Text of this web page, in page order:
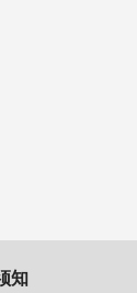
知